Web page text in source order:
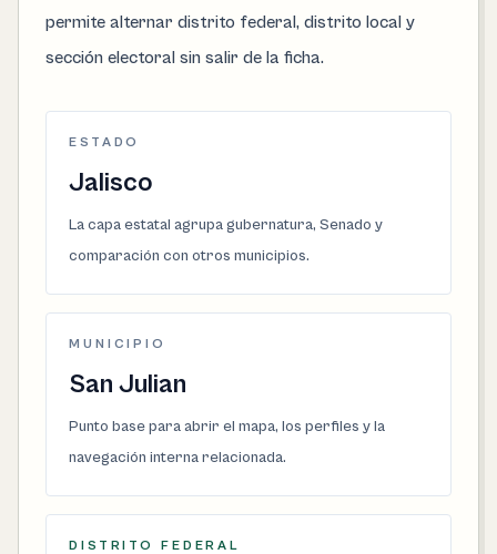
permite alternar distrito federal, distrito local y
sección electoral sin salir de la ficha.
ESTADO
Jalisco
La capa estatal agrupa gubernatura, Senado y
comparación con otros municipios.
MUNICIPIO
San Julian
Punto base para abrir el mapa, los perfiles y la
navegación interna relacionada.
DISTRITO FEDERAL